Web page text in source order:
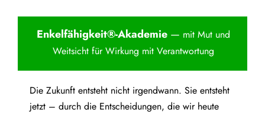
Enkelfähigkeit®-Akademie— mit Mut und
Weitsicht für Wirkung mit Verantwortung
Die Zukunft entsteht nicht irgendwann. Sie entsteht
jetzt – durch die Entscheidungen, die wir heute